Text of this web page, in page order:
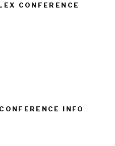
CONFERENCE
INFO